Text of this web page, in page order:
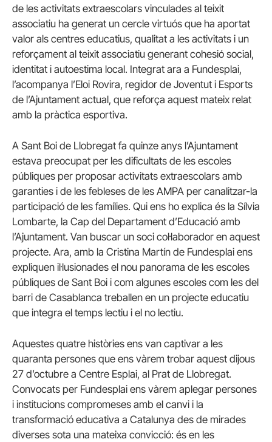
de les activitats extraescolars vinculades al teixit
associatiu ha generat un cercle virtuós que ha aportat
valor als centres educatius, qualitat a les activitats i un
reforçament al teixit associatiu generant cohesió social,
identitat i autoestima local. Integrat ara a Fundesplai,
l’acompanya l’Eloi Rovira, regidor de Joventut i Esports
de l’Ajuntament actual, que reforça aquest mateix relat
amb la pràctica esportiva.
A Sant Boi de Llobregat fa quinze anys l’Ajuntament
estava preocupat per les dificultats de les escoles
públiques per proposar activitats extraescolars amb
garanties i de les febleses de les AMPA per canalitzar-la
participació de les famílies. Qui ens ho explica és la Sílvia
Lombarte, la Cap del Departament d’Educació amb
l’Ajuntament. Van buscar un soci col·laborador en aquest
projecte. Ara, amb la Cristina Martín de Fundesplai ens
expliquen il·lusionades el nou panorama de les escoles
públiques de Sant Boi i com algunes escoles com les del
barri de Casablanca treballen en un projecte educatiu
que integra el temps lectiu i el no lectiu.
Aquestes quatre històries ens van captivar a les
quaranta persones que ens vàrem trobar aquest dijous
27 d’octubre a Centre Esplai, al Prat de Llobregat.
Convocats per Fundesplai ens vàrem aplegar persones
i institucions compromeses amb el canvi i la
transformació educativa a Catalunya des de mirades
diverses sota una mateixa convicció: és en les